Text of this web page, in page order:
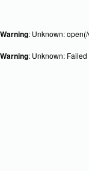
Warning: Unknown:
Warning: Unknown: